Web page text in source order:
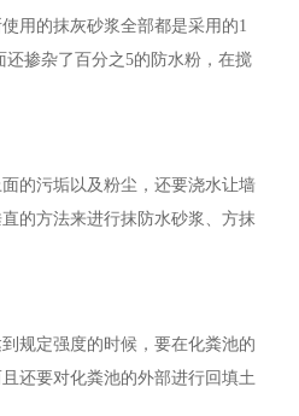
用的抹灰砂浆全部都是采用的1
还掺杂了百分之5的防水粉，在搅
的污垢以及粉尘，还要浇水让墙
的方法来进行抹防水砂浆、方抹
规定强度的时候，要在化粪池的
还要对化粪池的外部进行回填土